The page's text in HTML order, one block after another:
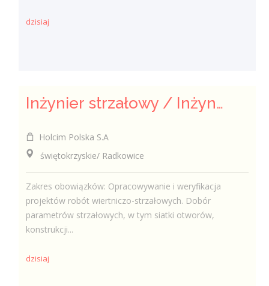
dzisiaj
Inżynier strzałowy / Inżynierka strzałowa
Holcim Polska S.A
świętokrzyskie/ Radkowice
Zakres obowiązków: Opracowywanie i weryfikacja
projektów robót wiertniczo-strzałowych. Dobór
parametrów strzałowych, w tym siatki otworów,
konstrukcji...
dzisiaj